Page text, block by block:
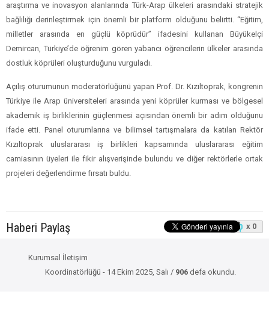
araştırma ve inovasyon alanlarında Türk-Arap ülkeleri arasındaki stratejik
bağlılığı derinleştirmek için önemli bir platform olduğunu belirtti. “Eğitim,
milletler arasında en güçlü köprüdür” ifadesini kullanan Büyükelçi
Demircan, Türkiye’de öğrenim gören yabancı öğrencilerin ülkeler arasında
dostluk köprüleri oluşturduğunu vurguladı.
Açılış oturumunun moderatörlüğünü yapan Prof. Dr. Kızıltoprak, kongrenin
Türkiye ile Arap üniversiteleri arasında yeni köprüler kurması ve bölgesel
akademik iş birliklerinin güçlenmesi açısından önemli bir adım olduğunu
ifade etti. Panel oturumlarına ve bilimsel tartışmalara da katılan Rektör
Kızıltoprak uluslararası iş birlikleri kapsamında uluslararası eğitim
camiasının üyeleri ile fikir alışverişinde bulundu ve diğer rektörlerle ortak
projeleri değerlendirme fırsatı buldu.
Haberi Paylaş x 0
Kurumsal İletişim
Koordinatörlüğü - 14 Ekim 2025, Salı / 906 defa okundu.